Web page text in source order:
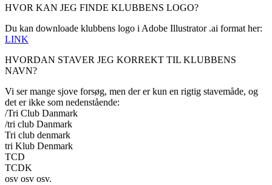
HVOR KAN JEG FINDE KLUBBENS LOGO?
Du kan downloade klubbens logo i Adobe Illustrator .ai format her:
LINK
HVORDAN STAVER JEG KORREKT TIL KLUBBENS
NAVN?
Vi ser mange sjove forsøg, men der er kun en rigtig stavemåde, og
det er ikke som nedenstående:
/Tri Club Danmark
/tri club Danmark
Tri club denmark
tri Klub Denmark
TCD
TCDK
osv osv osv.